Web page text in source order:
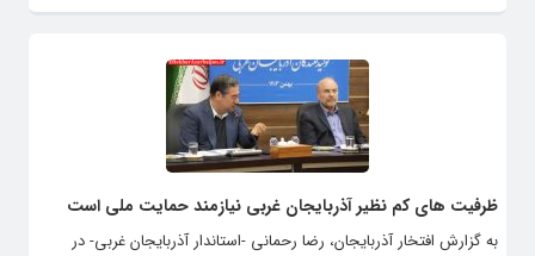
ظرفیت های کم نظیر آذربایجان غربی نیازمند حمایت ملی است
به گزارش افتخار آذربایجان، رضا رحمانی -استاندار آذربایجان غربی- در